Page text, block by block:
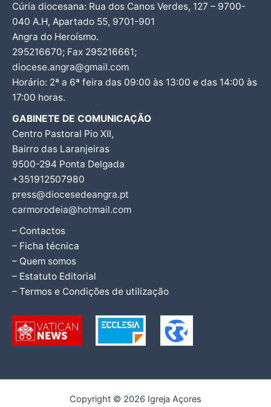
Cúria diocesana: Rua dos Canos Verdes, 127 – 9700-
040 A.H, Apartado 55, 9701-901
Angra do Heroísmo.
295216670; Fax 295216661;
diocese.angra@gmail.com
Horário: 2ª a 6ª feira das 09:00 às 13:00 e das 14:00 às
17:00 horas.
GABINETE DE COMUNICAÇÃO
Centro Pastoral Pio XII,
Bairro das Laranjeiras
9500-294 Ponta Delgada
+351912507980
press@diocesedeangra.pt
carmorodeia@hotmail.com
– Contactos
– Ficha técnica
– Quem somos
– Estatuto Editorial
– Termos e Condições de utilização
Copyright © 2026 Igreja Açores